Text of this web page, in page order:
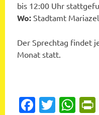
bis 12:00 Uhr
Wo: Stadtamt
Der Sprechtag findet
Monat statt.